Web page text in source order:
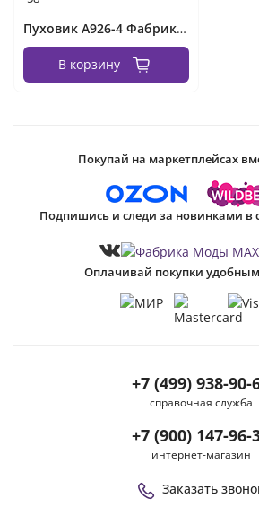
Пуховик А926-4 Фабрика Моды
В корзину
+7 (499) 938-90-
справочная служба
+7 (900) 147-96-
интернет-магазин
Заказать
Покупай на маркетплейсах
Подпишись и следи за новинками в
Оплачивай покупки